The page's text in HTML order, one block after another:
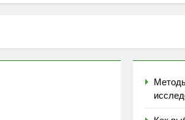
риски и оптимизировать платежи
трафика или билет в никуда?
в приграничных регионах